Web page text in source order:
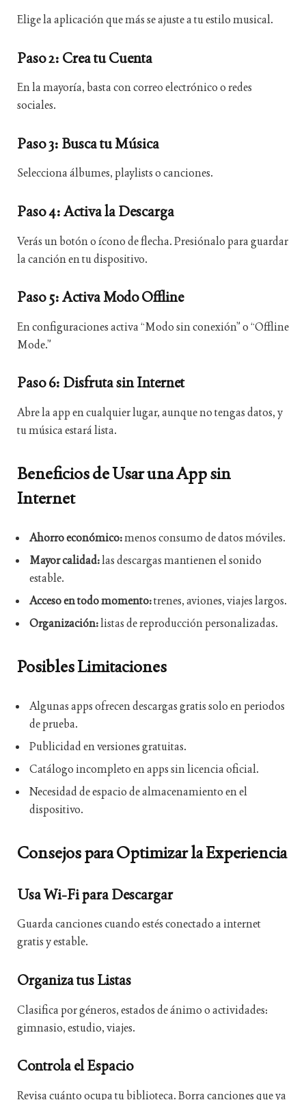
Elige la aplicación que más se ajuste a tu estilo musical.
Paso 2: Crea tu Cuenta
En la mayoría, basta con correo electrónico o redes
sociales.
Paso 3: Busca tu Música
Selecciona álbumes, playlists o canciones.
Paso 4: Activa la Descarga
Verás un botón o ícono de flecha. Presiónalo para guardar
la canción en tu dispositivo.
Paso 5: Activa Modo Offline
En configuraciones activa “Modo sin conexión” o “Offline
Mode.”
Paso 6: Disfruta sin Internet
Abre la app en cualquier lugar, aunque no tengas datos, y
tu música estará lista.
Beneficios de Usar una App sin
Internet
Ahorro económico:menos consumo de datos móviles.
Mayor calidad:las descargas mantienen el sonido
estable.
Acceso en todo momento:trenes, aviones, viajes largos.
Organización:listas de reproducción personalizadas.
Posibles Limitaciones
Algunas apps ofrecen descargas gratis solo en periodos
de prueba.
Publicidad en versiones gratuitas.
Catálogo incompleto en apps sin licencia oficial.
Necesidad de espacio de almacenamiento en el
dispositivo.
Consejos para Optimizar la Experiencia
Usa Wi-Fi para Descargar
Guarda canciones cuando estés conectado a internet
gratis y estable.
Organiza tus Listas
Clasifica por géneros, estados de ánimo o actividades:
gimnasio, estudio, viajes.
Controla el Espacio
Revisa cuánto ocupa tu biblioteca. Borra canciones que ya